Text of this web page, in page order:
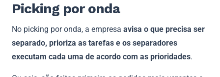
Picking por onda
No picking por onda, a empresa avisa o que precisa ser
separado, prioriza as tarefas e os separadores
executam cada uma de acordo com as prioridades.